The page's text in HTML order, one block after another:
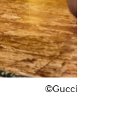
©Gucci